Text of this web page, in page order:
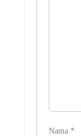
Nama *